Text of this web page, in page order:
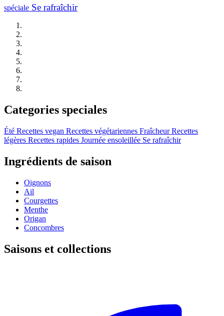
spéciale Se rafraîchir
Categories speciales
Été Recettes vegan Recettes végétariennes Fraîcheur Recettes
légères Recettes rapides Journée ensoleillée Se rafraîchir
Ingrédients de saison
Oignons
Ail
Courgettes
Menthe
Origan
Concombres
Saisons et collections